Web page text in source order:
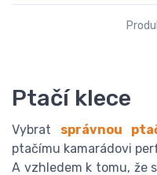
Ptačí klece
Vybrat správnou
ptačímu kamarádovi
A vzhledem k tomu, že